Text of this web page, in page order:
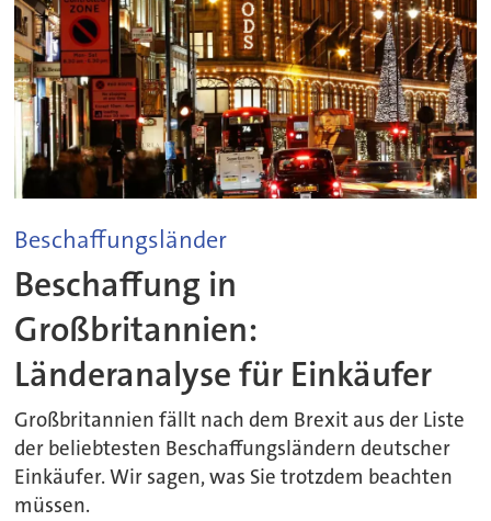
Beschaffungsländer
Beschaffung in
Großbritannien:
Länderanalyse für Einkäufer
Großbritannien fällt nach dem Brexit aus der Liste
der beliebtesten Beschaffungsländern deutscher
Einkäufer. Wir sagen, was Sie trotzdem beachten
müssen.